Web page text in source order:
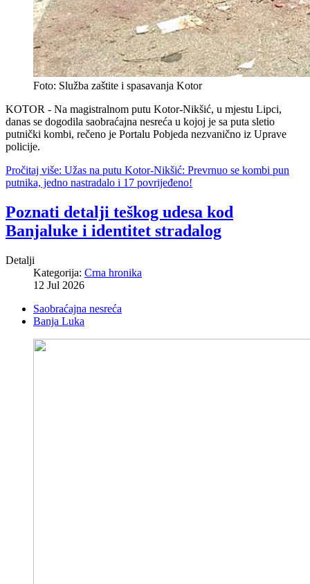
Foto: Služba zaštite i spasavanja Kotor
KOTOR - Na magistralnom putu Kotor-Nikšić, u mjestu Lipci,
danas se dogodila saobraćajna nesreća u kojoj je sa puta sletio
putnički kombi, rečeno je Portalu Pobjeda nezvanično iz Uprave
policije.
Pročitaj više: Užas na putu Kotor-Nikšić: Prevrnuo se kombi pun
putnika, jedno nastradalo i 17 povrijeđeno!
Poznati detalji teškog udesa kod
Banjaluke i identitet stradalog
Detalji
Kategorija: Crna hronika
12 Jul 2026
Saobraćajna nesreća
Banja Luka